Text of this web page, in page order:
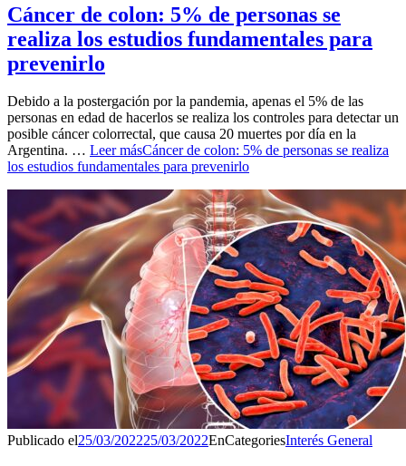
Cáncer de colon: 5% de personas se
realiza los estudios fundamentales para
prevenirlo
Debido a la postergación por la pandemia, apenas el 5% de las
personas en edad de hacerlos se realiza los controles para detectar un
posible cáncer colorrectal, que causa 20 muertes por día en la
Argentina. … Leer másCáncer de colon: 5% de personas se realiza
los estudios fundamentales para prevenirlo
Publicado el25/03/202225/03/2022EnCategoriesInterés General